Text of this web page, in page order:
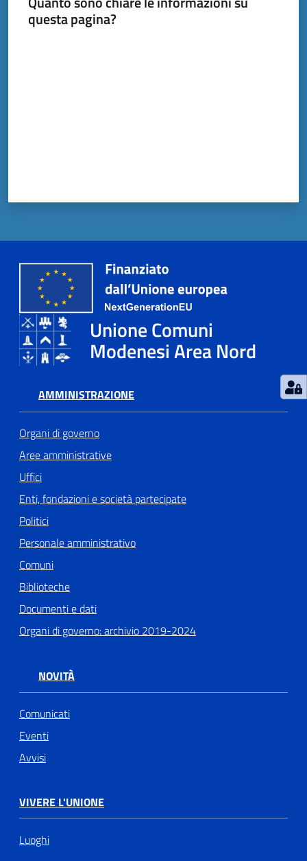
questa pagina?
Unione Comuni
Modenesi Area Nord
AMMINISTRAZIONE
Organi di governo
Aree amministrative
Uffici
Enti, fondazioni e società partecipate
Politici
Personale amministrativo
Comuni
Biblioteche
Documenti e dati
Organi di governo: archivio 2019-2024
NOVITÀ
Comunicati
Eventi
Avvisi
VIVERE L'UNIONE
Luoghi